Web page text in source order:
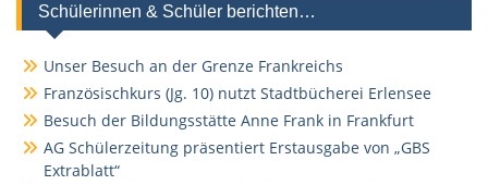
Schülerinnen & Schüler berichten…
Unser Besuch an der Grenze Frankreichs
Französischkurs (Jg. 10) nutzt Stadtbücherei Erlensee
Besuch der Bildungsstätte Anne Frank in Frankfurt
AG Schülerzeitung präsentiert Erstausgabe von „GBS
Extrablatt“